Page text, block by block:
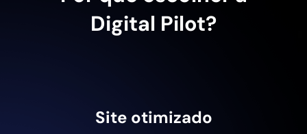
Digital Pilot?
Site otimizado